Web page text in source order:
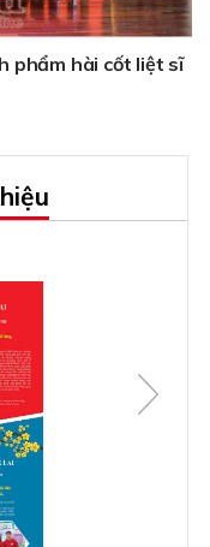
phẩm hài cốt liệt sĩ